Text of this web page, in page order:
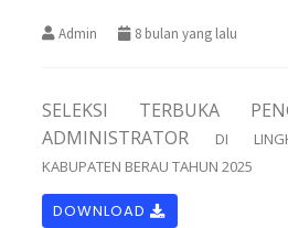
Admin 8 bulan yang lalu
SELEKSI TERBUKA
ADMINISTRATOR
DI
KABUPATEN BERAU TAHUN 2025
DOWNLOAD